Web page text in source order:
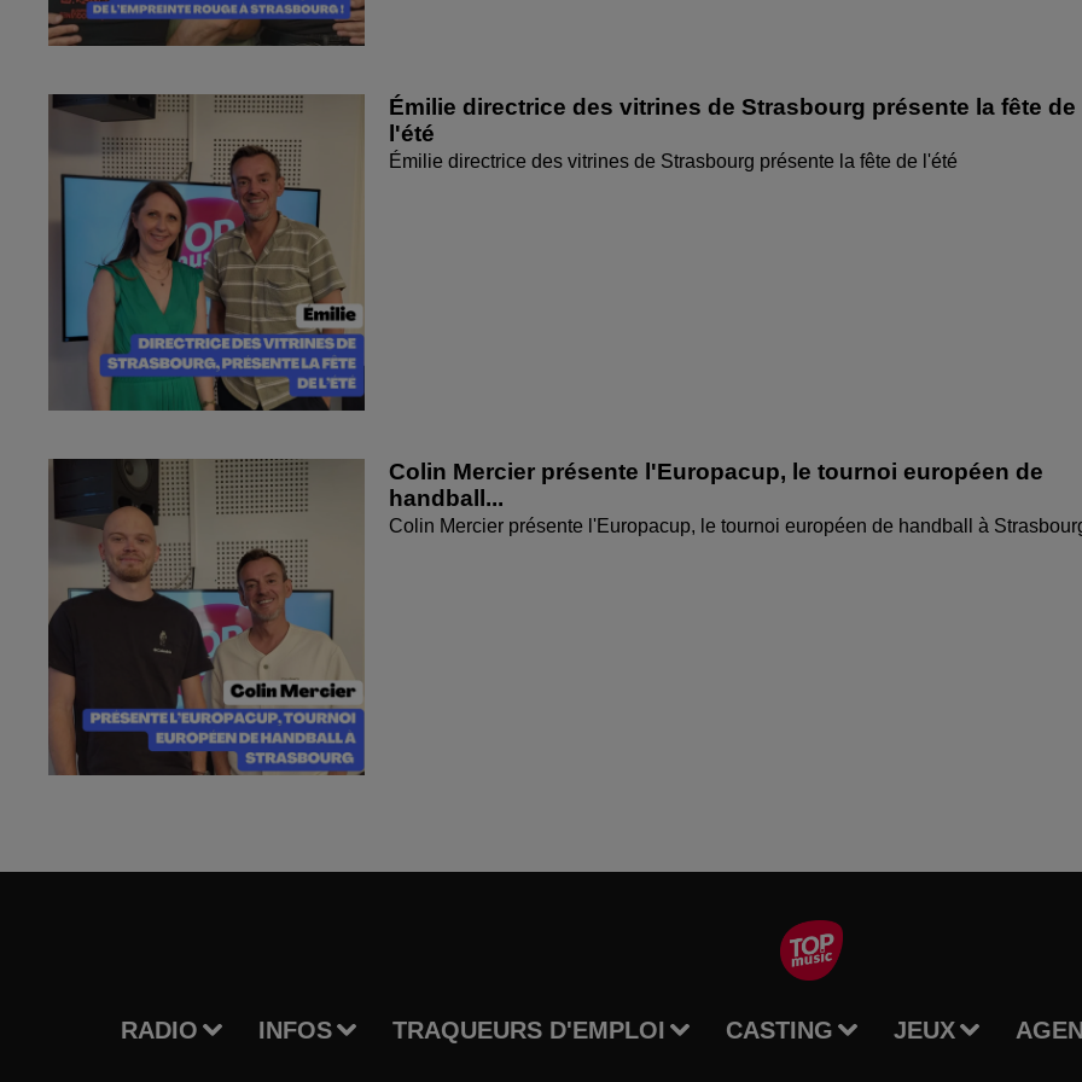
Émilie directrice des vitrines de Strasbourg présente la fête de
l'été
Émilie directrice des vitrines de Strasbourg présente la fête de l'été
Colin Mercier présente l'Europacup, le tournoi européen de
handball...
Colin Mercier présente l'Europacup, le tournoi européen de handball à
RADIO INFOS TRAQUEURS D'EMPLOI CASTING JEUX